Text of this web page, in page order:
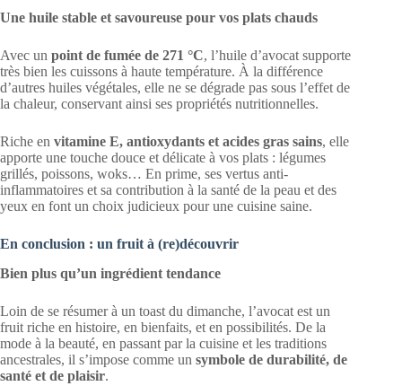
Une huile stable et savoureuse pour vos plats chauds
Avec un point de fumée de 271 °C, l’huile d’avocat supporte
très bien les cuissons à haute température. À la différence
d’autres huiles végétales, elle ne se dégrade pas sous l’effet de
la chaleur, conservant ainsi ses propriétés nutritionnelles.
Riche en vitamine E, antioxydants et acides gras sains, elle
apporte une touche douce et délicate à vos plats : légumes
grillés, poissons, woks… En prime, ses vertus anti-
inflammatoires et sa contribution à la santé de la peau et des
yeux en font un choix judicieux pour une cuisine saine.
En conclusion : un fruit à (re)découvrir
Bien plus qu’un ingrédient tendance
Loin de se résumer à un toast du dimanche, l’avocat est un
fruit riche en histoire, en bienfaits, et en possibilités. De la
mode à la beauté, en passant par la cuisine et les traditions
ancestrales, il s’impose comme un symbole de durabilité, de
santé et de plaisir.